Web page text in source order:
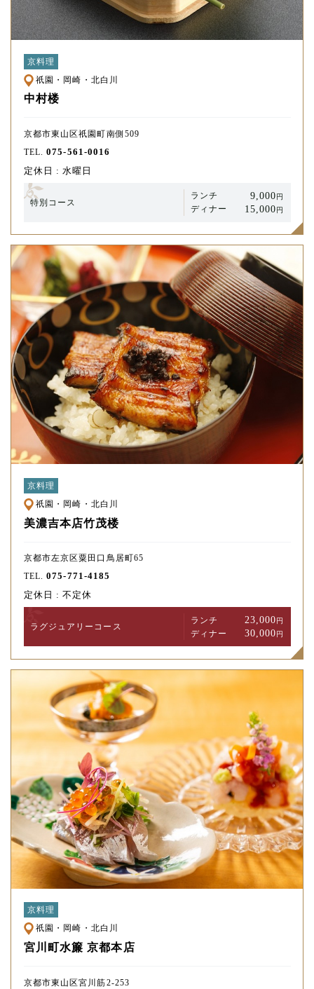
京料理
祇園・岡崎・北白川
中村楼
京都市東山区祇園町南側509
TEL.075-561-0016
定休日 : 水曜日
特別コース
ランチ 9,000円
ディナー 15,000円
京料理
祇園・岡崎・北白川
美濃吉本店竹茂楼
京都市左京区粟田口鳥居町65
TEL.075-771-4185
定休日 : 不定休
ラグジュアリー コース
ランチ 23,000円
ディナー 30,000円
京料理
祇園・岡崎・北白川
宮川町水簾 京都本店
京都市東山区宮川筋2-253